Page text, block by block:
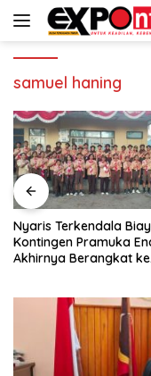
Langsung
samuel haning
Nyaris Terkendala
Kontingen Pramuka
Akhirnya Berangkat ke